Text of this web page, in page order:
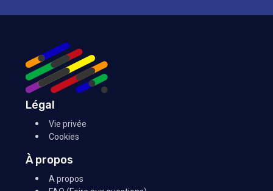
Légal
Vie privée
Cookies
À propos
A propos